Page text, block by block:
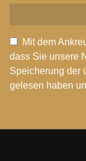
Mit dem
dass Sie unsere
Speicherung der
gelesen haben